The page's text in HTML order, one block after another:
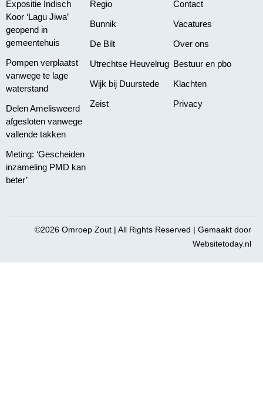
Expositie Indisch
Koor ‘Lagu Jiwa’
geopend in
gemeentehuis
Pompen verplaatst
vanwege te lage
waterstand
Delen Amelisweerd
afgesloten vanwege
vallende takken
Meting: ‘Gescheiden
inzameling PMD kan
beter’
Regio
Bunnik
De Bilt
Utrechtse Heuvelrug
Wijk bij Duurstede
Zeist
Contact
Vacatures
Over ons
Bestuur en pbo
Klachten
Privacy
©2026 Omroep Zout | All Rights Reserved | Gemaakt door
Websitetoday.nl